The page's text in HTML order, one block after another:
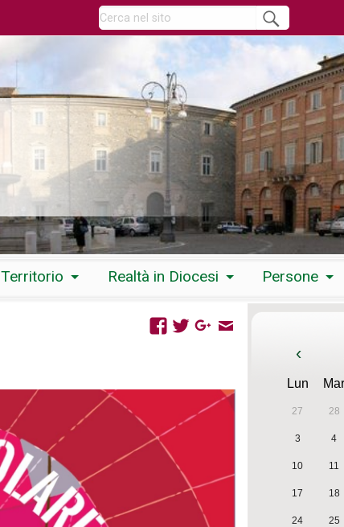
Territorio Realtà in Diocesi Persone
‹
Lun Mar
27 28
3 4
10 11
17 18
24 25